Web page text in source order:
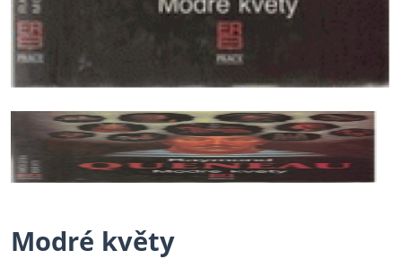
Modré květy